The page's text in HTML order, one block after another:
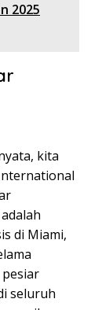
2025
kita
di Miami,
seluruh